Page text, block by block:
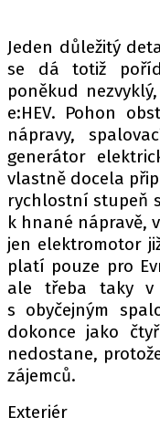
Máte
Pošlete
Jeden důležitý
se dá totiž
poněkud
e:HEV. Pohon
nápravy,
generátor
vlastně docela
rychlostní stupeň
k hnané nápravě,
jen elektromotor
platí pouze pro
ale třeba taky v
s obyčejným
dokonce jako
nedostane,
zájemců.
Exteriér